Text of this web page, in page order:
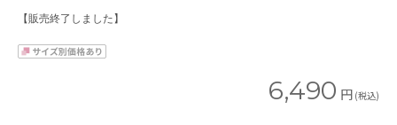
【販売終了しました】
6,490 円 (税込)